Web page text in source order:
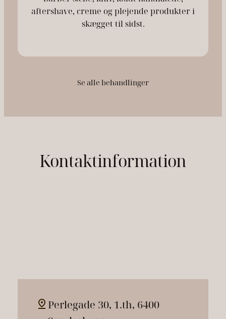
aftershave, creme og plejende produkter i
skægget til sidst.
Se alle behandlinger
Kontaktinformation
Perlegade 30, 1.th, 6400